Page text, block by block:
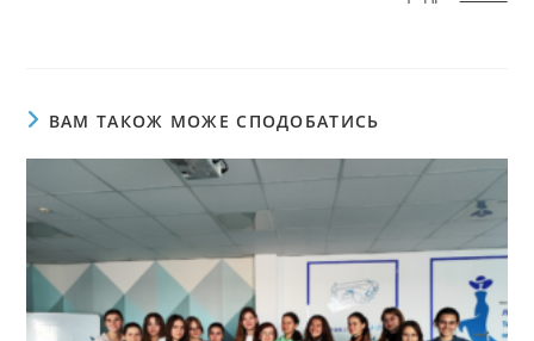
ВАМ ТАКОЖ МОЖЕ СПОДОБАТИСЬ